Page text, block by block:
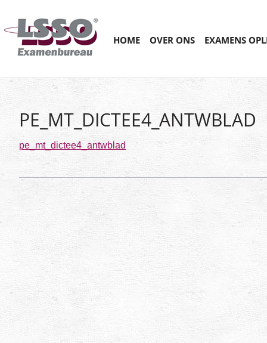
Main menu
SKIP
HOME OVER ONS EXAMENS
PE_MT_DICTEE4_ANTWBLAD
pe_mt_dictee4_antwblad